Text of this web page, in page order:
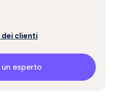
clienti
esperto